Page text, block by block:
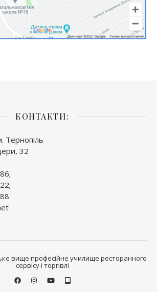
КОНТАКТИ:
Тернопіль
32
вище професійне училище ресторанного
сервісу і торгівлі